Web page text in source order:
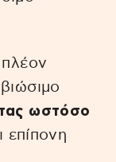
ωστόσο
επίπονη